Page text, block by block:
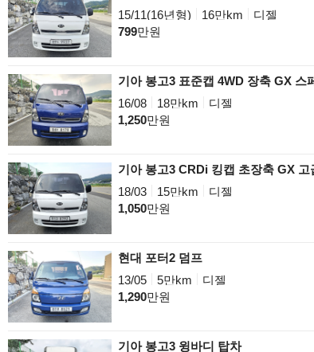
15/11(16년형)
16만km
디젤
799만원
기아 봉고3 표준캡 4WD 장축 GX 스
16/08
18만km
디젤
1,250만원
기아 봉고3 CRDi 킹캡 초장축 GX 고
18/03
15만km
디젤
1,050만원
현대 포터2 덤프
13/05
5만km
디젤
1,290만원
기아 봉고3 윙바디 탑차